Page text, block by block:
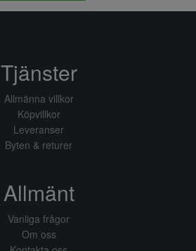
Tjänster
Allmänna villkor
Köpvillkor
Leveranser
Byten & returer
Allmänt
Vanliga frågor
Om oss